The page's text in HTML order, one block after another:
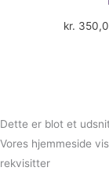
kr.
Dette er blot et
Vores hjemmeside
rekvisitter